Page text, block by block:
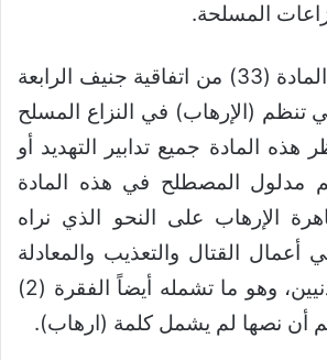
المسلحة.
واعتبر الكاتب أن المادة (33) من اتفاقية جنيف الرابعة
تنظم (الإرهاب) في النزاع المسلح
المادة جميع تدابير التهديد أو
مدلول المصطلح في هذه المادة
الإرهاب على النحو الذي نراه
أعمال القتال والتعذيب والمعادلة
غير الإنسانية للمدنيين، وهو ما تشمله أيضاً الفقرة (2)